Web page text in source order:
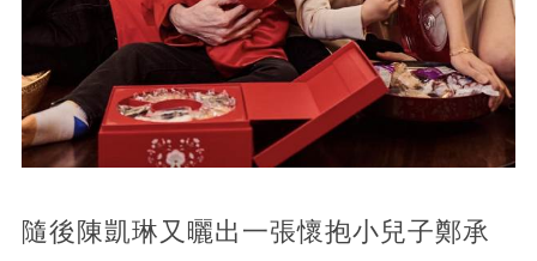
隨後陳凱琳又曬出一張懷抱小兒子鄭承